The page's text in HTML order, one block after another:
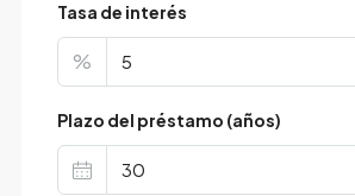
Tasa de interés
%
Plazo del préstamo (años)